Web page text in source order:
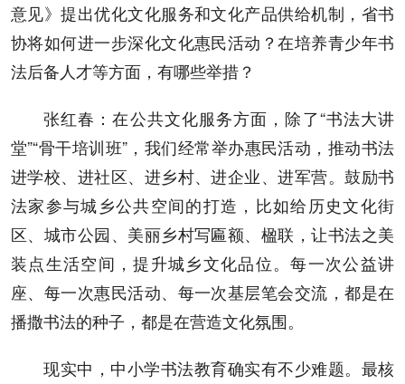
意见》提出优化文化服务和文化产品供给机制，省书
协将如何进一步深化文化惠民活动？在培养青少年书
法后备人才等方面，有哪些举措？
张红春：在公共文化服务方面，除了“书法大讲
堂”“骨干培训班”，我们经常举办惠民活动，推动书法
进学校、进社区、进乡村、进企业、进军营。鼓励书
法家参与城乡公共空间的打造，比如给历史文化街
区、城市公园、美丽乡村写匾额、楹联，让书法之美
装点生活空间，提升城乡文化品位。每一次公益讲
座、每一次惠民活动、每一次基层笔会交流，都是在
播撒书法的种子，都是在营造文化氛围。
现实中，中小学书法教育确实有不少难题。最核